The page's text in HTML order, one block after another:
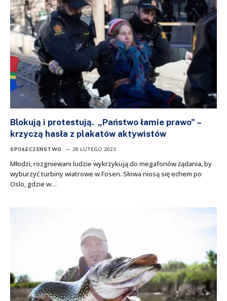
Blokują i protestują. „Państwo łamie prawo” –
krzyczą hasła z plakatów aktywistów
SPOŁECZEŃSTWO 28 LUTEGO 2023
Młodzi, rozgniewani ludzie wykrzykują do megafonów żądania, by
wyburzyć turbiny wiatrowe w Fosen. Słowa niosą się echem po
Oslo, gdzie w…